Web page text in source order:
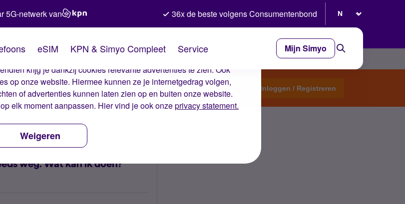
Simyo
website. Met deze cookies zorgen wij ervoor dat je ervaring op de
krijg je dankzij cookies relevante advertenties te zien. Ook
op onze website. Hiermee kunnen ze je internetgedrag volgen,
of advertenties kunnen laten zien op en buiten onze website.
op elk moment aanpassen. Hier vind je ook onzeprivacy statement.
Weigeren
5G-netwerk van 36x de beste volgens Consumentenbond
eSIM KPN & Simyo Compleet Service Mijn Simyo
Start een topic Inloggen / Registreren
weg. Wat kan ik doen?